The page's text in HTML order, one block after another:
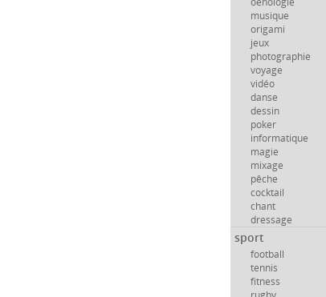
musique
origami
jeux
photographie
voyage
vidéo
danse
dessin
poker
informatique
magie
mixage
pêche
cocktail
chant
dressage
sport
football
tennis
fitness